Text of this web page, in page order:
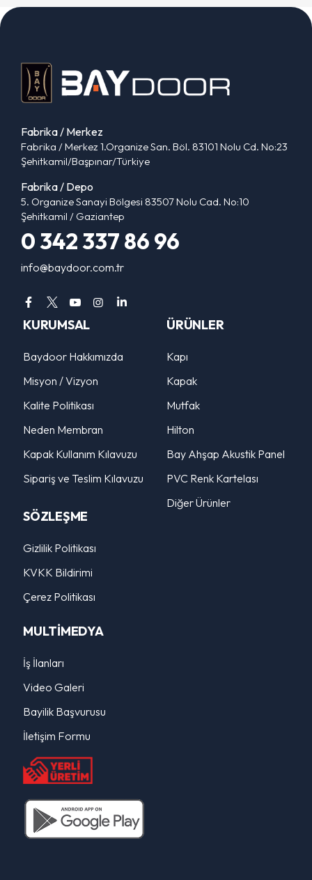
Fabrika / Merkez
Fabrika / Merkez 1.Organize San. Böl. 83101 Nolu Cd. No:23
Şehitkamil/Başpınar/Türkiye
Fabrika / Depo
5. Organize Sanayi Bölgesi 83507 Nolu Cad. No:10
Şehitkamil / Gaziantep
0 342 337 86 96
info@baydoor.com.tr
KURUMSAL
Baydoor Hakkımızda
Misyon / Vizyon
Kalite Politikası
Neden Membran
Kapak Kullanım Kılavuzu
Sipariş ve Teslim Kılavuzu
SÖZLEŞME
Gizlilik Politikası
KVKK Bildirimi
Çerez Politikası
ÜRÜNLER
Kapı
Kapak
Mutfak
Hilton
Bay Ahşap Akustik Panel
PVC Renk Kartelası
Diğer Ürünler
MULTİMEDYA
İş İlanları
Video Galeri
Bayilik Başvurusu
İletişim Formu